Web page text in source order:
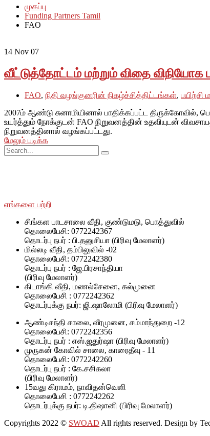
முகப்பு
Funding Partners Tamil
FAO
14 Nov 07
வீட்டுத்தோட்டம் மற்றும் விதை விநியோக
FAO, நிதி வழங்குனரின் நிகழ்ச்சித்திட்டங்கள், பயிற்சி
2007ம் ஆண்டு சுனாமியினால் பாதிக்கப்பட்ட
உயர்த்தும் நோக்குடன் FAO நிறுவனத்தின் உதவியுடன்
நிறுவனத்தினால் வழங்கப்பட்டது.
மேலும் படிக்க
எங்களை பற்றி
சிங்கள பாடசாலை வீதி, குண்டுமடு, பொத்துவில்
தொலைபேசி: 0772242367
தொடர்பு நபர் : பி.தனுசியா (பிரிவு மேலாளர்)
மில்லடி வீதி, தம்பிலுவில் -02
தொலைபேசி: 0772242380
தொடர்பு நபர் : ஜே.பிரசாந்தியா
(பிரிவு மேலாளர்)
கிடாங்கி வீதி, மணல்சேனை, கல்முனை
தொலைபேசி : 0772242362
தொடர்புக்கு நபர்: ஜி.ஷாலோமி (பிரிவு மேலாளர்)
ஆண்டிசந்தி சாலை, வீரமுனை, சம்மாந்துறை -12
தொலைபேசி: 0772242356
தொடர்பு நபர் : எஸ்.ஜதுர்ஷா (பிரிவு மேலாளர்)
முருகன் கோவில் சாலை, காரைதீவு - 11
தொலைபேசி: 0772242260
தொடர்பு நபர் : கே.சசிகலா
(பிரிவு மேலாளர்)
15வது கிராமம், நாவிதன்வெளி
தொலைபேசி : 0772242262
தொடர்புக்கு நபர்: டி.திஷானி (பிரிவு மேலாளர்)
Copyrights 2022 © SWOAD All rights reserved. Design by